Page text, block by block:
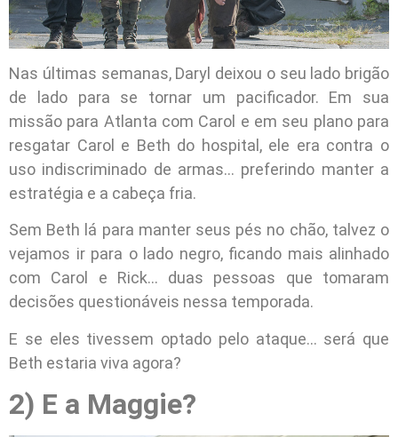
Nas últimas semanas, Daryl deixou o seu lado brigão
de lado para se tornar um pacificador. Em sua
missão para Atlanta com Carol e em seu plano para
resgatar Carol e Beth do hospital, ele era contra o
uso indiscriminado de armas… preferindo manter a
estratégia e a cabeça fria.
Sem Beth lá para manter seus pés no chão, talvez o
vejamos ir para o lado negro, ficando mais alinhado
com Carol e Rick… duas pessoas que tomaram
decisões questionáveis nessa temporada.
E se eles tivessem optado pelo ataque… será que
Beth estaria viva agora?
2) E a Maggie?